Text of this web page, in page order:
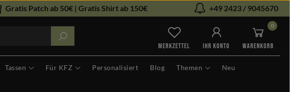
Gratis Patch ab 50€ | Gratis Shirt ab 150€ +49 2423 / 9045670
Du hast 0 Produkte auf dem
MERKZETTEL IHR KONTO
0
WARENKORB
Tassen Für KFZ Personalisiert Blog Themen
Neu